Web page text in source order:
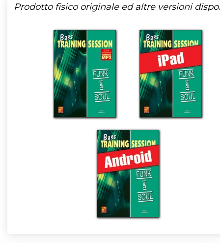
Prodotto fisico originale ed altre versioni